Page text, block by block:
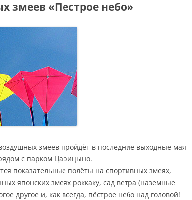
змеев «Пестрое небо»
змеев пройдёт в последние выходные мая
с парком Царицыно.
показательные полёты на спортивных змеях,
японских змеях роккаку, сад ветра (наземные
другое и, как всегда, пёстрое небо над головой!